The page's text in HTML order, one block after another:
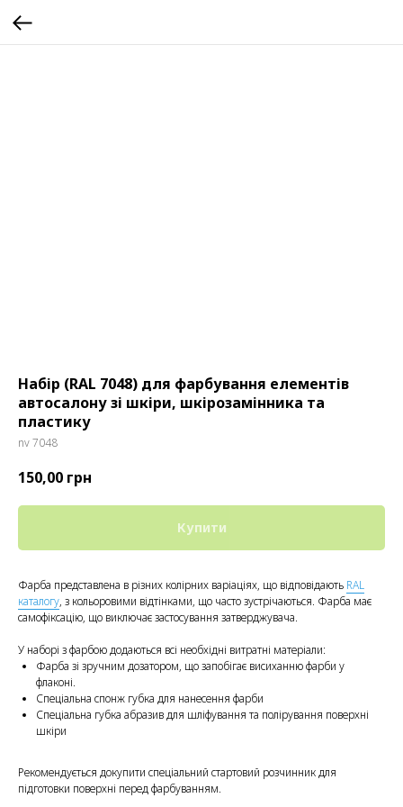
Набір (RAL 7048) для фарбування елементів
автосалону зі шкіри, шкірозамінника та
пластику
nv 7048
150,00 грн
Купити
Фарба представлена в різних колірних варіаціях, що відповідають RAL
каталогу, з кольоровими відтінками, що часто зустрічаються. Фарба має
самофіксацію, що виключає застосування затверджувача.
У наборі з фарбою додаються всі необхідні витратні матеріали:
Фарба зі зручним дозатором, що запобігає висиханню фарби у
флаконі.
Спеціальна спонж губка для нанесення фарби
Спеціальна губка абразив для шліфування та полірування поверхні
шкіри
Рекомендується докупити спеціальний стартовий розчинник для
підготовки поверхні перед фарбуванням.